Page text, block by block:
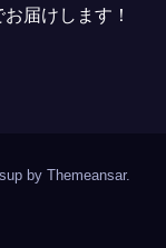
届けします！
by Themeansar.